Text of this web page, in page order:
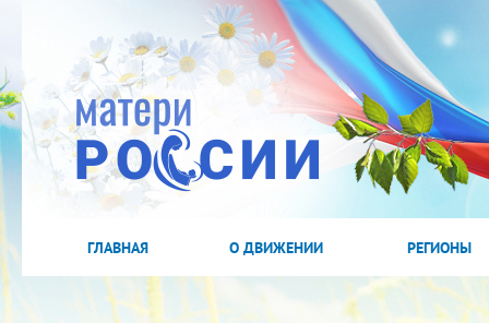
ГЛАВНАЯ О ДВИЖЕНИИ РЕГИОНЫ